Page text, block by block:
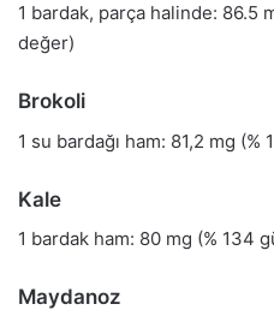
1 bardak, parça halinde: 86.5
değer)
Brokoli
1 su bardağı ham: 81,2 mg
Kale
1 bardak ham: 80 mg (% 134
Maydanoz